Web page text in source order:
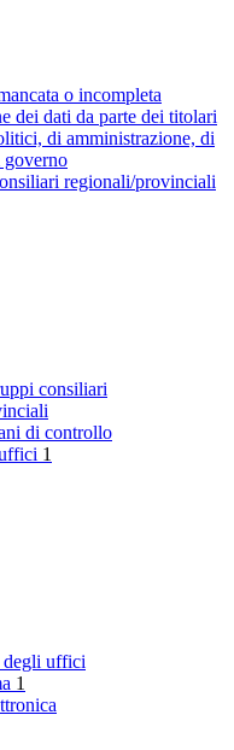
o incompleta
dei dati da parte dei titolari
di amministrazione, di
governo
regionali/provinciali
consiliari
di controllo
1
uffici
1